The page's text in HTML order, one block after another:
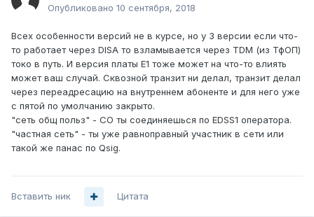
Опубликовано 10 сентября, 2018
Всех особенности версий не в курсе, но у 3 версии если что-
то работает через DISA то взламывается через TDM (из ТфОП)
токо в путь. И версия платы Е1 тоже может на что-то влиять
может ваш случай. Сквозной транзит ни делал, транзит делал
через переадресацию на внутреннем абоненте и для него уже
с пятой по умолчанию закрыто.
"сеть общ польз" - CO ты соединяешься по EDSS1 оператора.
"частная сеть" - ты уже равноправный участник в сети или
такой же панас по Qsig.
Вставить ник Цитата